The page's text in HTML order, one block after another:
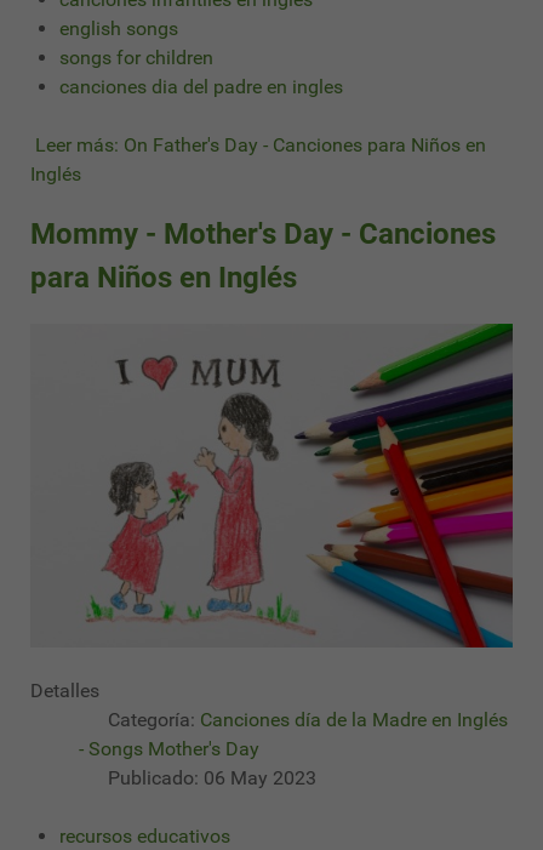
english songs
songs for children
canciones dia del padre en ingles
Leer más: On Father's Day - Canciones para Niños en
Inglés
Mommy - Mother's Day - Canciones
para Niños en Inglés
Detalles
Categoría: Canciones día de la Madre en Inglés
- Songs Mother's Day
Publicado: 06 May 2023
recursos educativos